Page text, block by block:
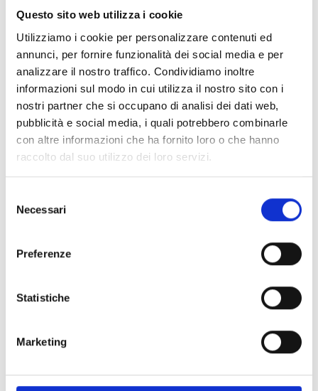
Questo sito web utilizza i cookie
Utilizziamo i cookie per personalizzare contenuti ed
annunci, per fornire funzionalità dei social media e per
analizzare il nostro traffico. Condividiamo inoltre
informazioni sul modo in cui utilizza il nostro sito con i
nostri partner che si occupano di analisi dei dati web,
pubblicità e social media, i quali potrebbero combinarle
con altre informazioni che ha fornito loro o che hanno
raccolto dal suo utilizzo dei loro servizi.
delNecessari
Preferenze
Statistiche
Marketing
Puoi trovarlo in:Fumetteria, Online store, Libreria
DUE TITOLI DI PURO ACTION,
DISEGNATI ENTRAMBI DA KYOTARO
AZUMA, DISPONIBILI IN UN BUNDLE
IMPERDIBILE!
In occasione dell’uscita diVersuseTenkaichi, i
rispettivi primi volumi delle serie saranno disponibili
Se ti è piaciuto prova anche: